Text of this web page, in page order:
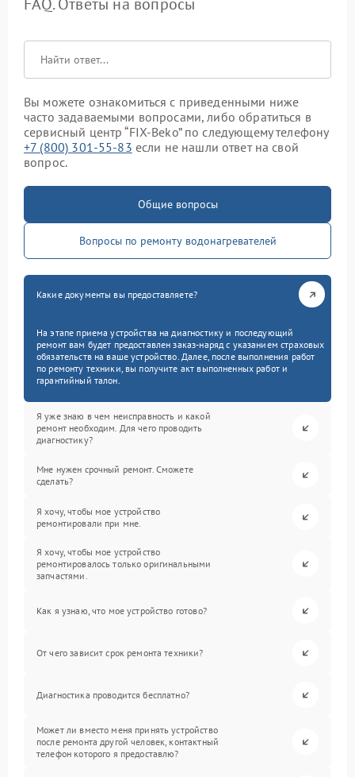
FAQ. Ответы на вопросы
Вы можете ознакомиться с приведенными ниже
часто задаваемыми вопросами, либо обратиться в
сервисный центр “FIX-Beko” по следующему телефону
+7 (800) 301-55-83 если не нашли ответ на свой
вопрос.
Общие вопросы
Вопросы по ремонту водонагревателей
Какие документы вы предоставляете?
На этапе приема устройства на диагностику и последующий
ремонт вам будет предоставлен заказ-наряд с указанием страховых
обязательств на ваше устройство. Далее, после выполнения работ
по ремонту техники, вы получите акт выполненных работ и
гарантийный талон.
Я уже знаю в чем неисправность и какой
ремонт необходим. Для чего проводить
диагностику?
Мне нужен срочный ремонт. Сможете
сделать?
Я хочу, чтобы мое устройство
ремонтировали при мне.
Я хочу, чтобы мое устройство
ремонтировалось только оригинальными
запчастями.
Как я узнаю, что мое устройство готово?
От чего зависит срок ремонта техники?
Диагностика проводится бесплатно?
Может ли вместо меня принять устройство
после ремонта другой человек, контактный
телефон которого я предоставлю?